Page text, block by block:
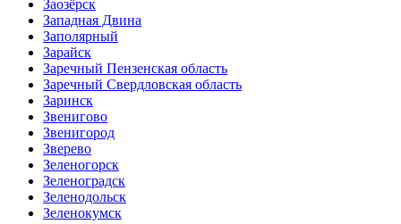
Заозёрск
Западная Двина
Заполярный
Зарайск
Заречный Пензенская область
Заречный Свердловская область
Заринск
Звенигово
Звенигород
Зверево
Зеленогорск
Зеленоградск
Зеленодольск
Зеленокумск